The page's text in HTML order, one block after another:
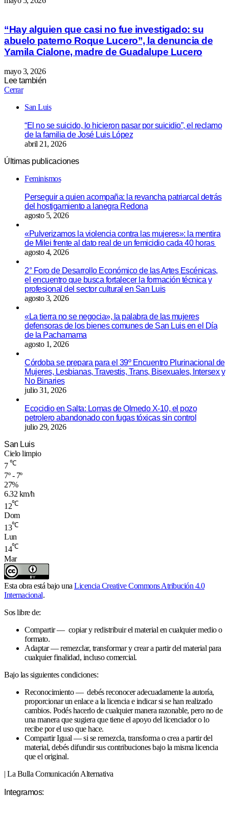
“Hay alguien que casi no fue investigado: su
abuelo paterno Roque Lucero”, la denuncia de
Yamila Cialone, madre de Guadalupe Lucero
mayo 3, 2026
Lee también
Cerrar
San Luis
“El no se suicido, lo hicieron pasar por suicidio”, el reclamo
de la familia de José Luis López
abril 21, 2026
Últimas publicaciones
Feminismos
Perseguir a quien acompaña: la revancha patriarcal detrás
del hostigamiento a lanegra Redona
agosto 5, 2026
«Pulverizamos la violencia contra las mujeres»: la mentira
de Milei frente al dato real de un femicidio cada 40 horas
agosto 4, 2026
2° Foro de Desarrollo Económico de las Artes Escénicas,
el encuentro que busca fortalecer la formación técnica y
profesional del sector cultural en San Luis
agosto 3, 2026
«La tierra no se negocia», la palabra de las mujeres
defensoras de los bienes comunes de San Luis en el Día
de la Pachamama
agosto 1, 2026
Córdoba se prepara para el 39º Encuentro Plurinacional de
Mujeres, Lesbianas, Travestis, Trans, Bisexuales, Intersex y
No Binaries
julio 31, 2026
Ecocidio en Salta: Lomas de Olmedo X-10, el pozo
petrolero abandonado con fugas tóxicas sin control
julio 29, 2026
San Luis
Cielo limpio
7 ℃
7º - 7º
27%
6.32 km/h
12℃
Dom
13℃
Lun
14℃
Mar
Esta obra está bajo una Licencia Creative Commons Atribución 4.0
Internacional.
Sos libre de:
Compartir — copiar y redistribuir el material en cualquier medio o
formato.
Adaptar — remezclar, transformar y crear a partir del material para
cualquier finalidad, incluso comercial.
Bajo las siguientes condiciones:
Reconocimiento — debés reconocer adecuadamente la autoría,
proporcionar un enlace a la licencia e indicar si se han realizado
cambios. Podés hacerlo de cualquier manera razonable, pero no de
una manera que sugiera que tiene el apoyo del licenciador o lo
recibe por el uso que hace.
Compartir Igual — si se remezcla, transforma o crea a partir del
material, debés difundir sus contribuciones bajo la misma licencia
que el original.
| La Bulla Comunicación Alternativa
Integramos: